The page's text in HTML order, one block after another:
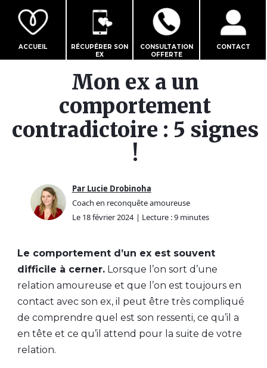
ACCUEIL
RÉCUPÉRER SON
EX
CONSULTATION
OFFERTE
CONTACT
Mon ex a un
comportement
contradictoire : 5 signes
!
Par Lucie Drobinoha
Coach en reconquête amoureuse
Le 18 février 2024 | Lecture : 9 minutes
Le comportement d’un ex est souvent
difficile à cerner.Lorsque l’on sort d’une
relation amoureuse et que l’on est toujours en
contact avec son ex, il peut être très compliqué
de comprendre quel est son ressenti, ce qu’il a
en tête et ce qu’il attend pour la suite de votre
relation.